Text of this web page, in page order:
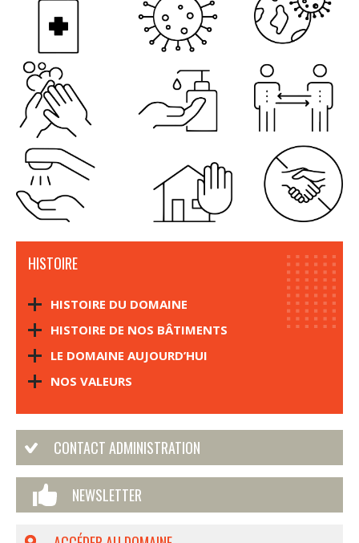
HISTOIRE
HISTOIRE DU DOMAINE
HISTOIRE DE NOS BÂTIMENTS
LE DOMAINE AUJOURD’HUI
NOS VALEURS
CONTACT ADMINISTRATION
NEWSLETTER